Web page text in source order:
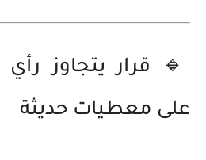
على معطيات حديثة